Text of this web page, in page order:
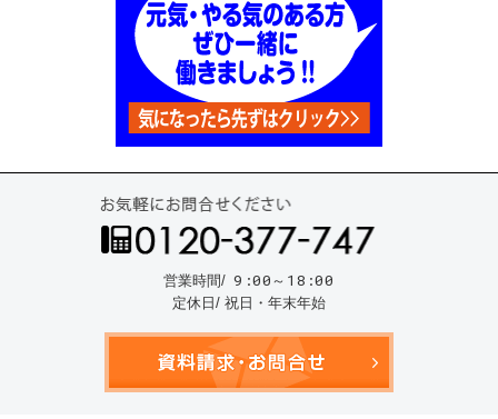
営業時間/ 9:00～18:00
定休日/ 祝日・年末年始